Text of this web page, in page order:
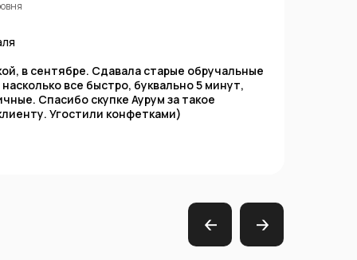
в сентябре. Сдавала старые обручальные
все быстро, буквально 5 минут,
Спасибо скупке Аурум за такое
Угостили конфетками)
🡠 🡢